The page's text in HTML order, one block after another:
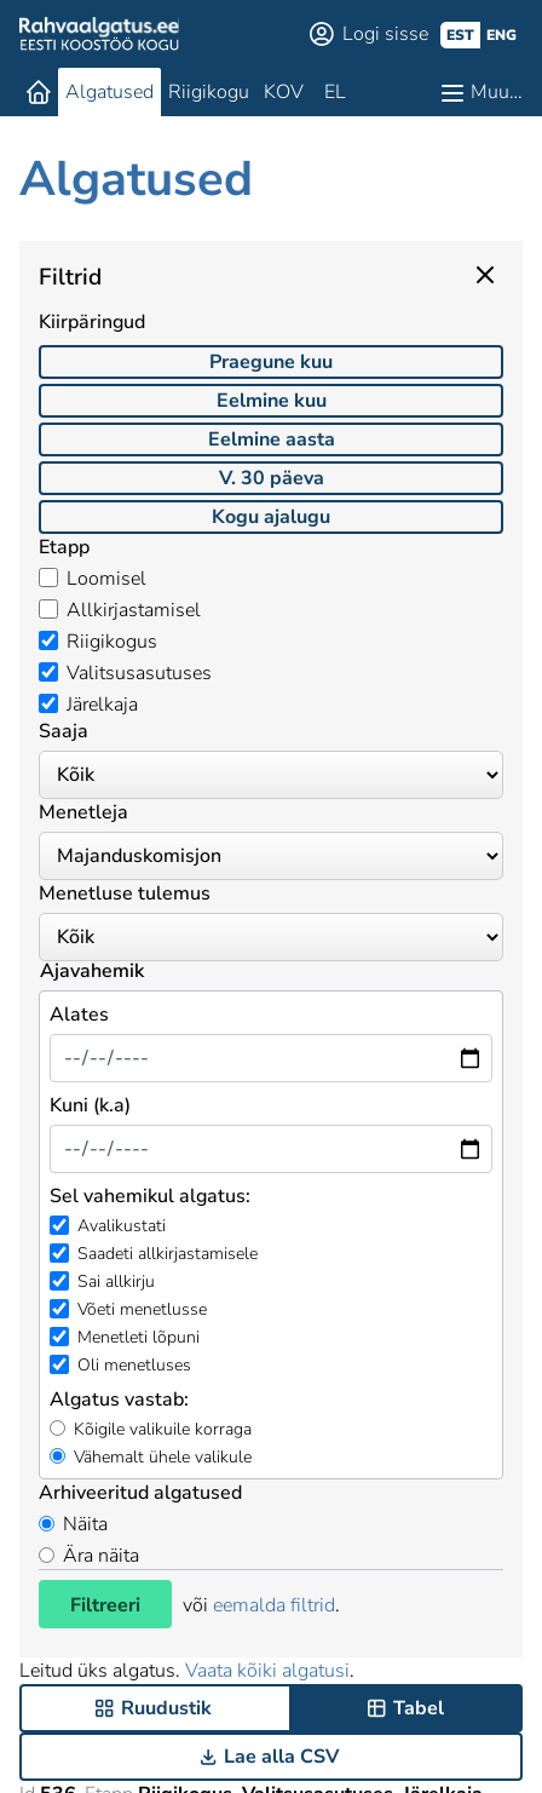
Logi sisse EST ENG
Algatused Riigikogu KOV EL Muu…
Algatused
Filtrid
Kiirpäringud
Praegune kuu
Eelmine kuu
Eelmine aasta
V. 30 päeva
Kogu ajalugu
Etapp
Loomisel
Allkirjastamisel
Riigikogus
Valitsusasutuses
Järelkaja
Saaja
Menetleja
Menetluse tulemus
Ajavahemik
Alates
Kuni (k.a)
Sel vahemikul algatus:
Avalikustati
Saadeti allkirjastamisele
Sai allkirju
Võeti menetlusse
Menetleti lõpuni
Oli menetluses
Algatus vastab:
Kõigile valikuile korraga
Vähemalt ühele valikule
Arhiveeritud algatused
Näita
Ära näita
Filtreeri
või eemalda filtrid.
Leitud üks algatus. Vaata kõiki algatusi.
Ruudustik
Tabel
Lae alla CSV